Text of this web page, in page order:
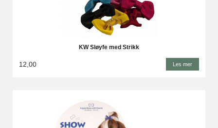
KW Sløyfe med Strikk
12,00 Les mer